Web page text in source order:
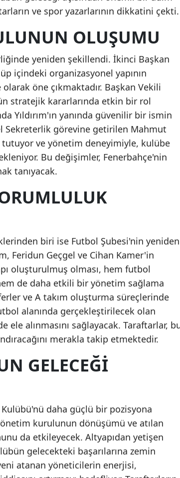
ve spor yazarlarının dikkatini çekti.
OLUŞUMU
yeniden şekillendi. İkinci Başkan
içindeki organizasyonel yapının
öne çıkmaktadır. Başkan Vekili
stratejik kararlarında etkin bir rol
Yıldırım'ın yanında güvenilir bir ismin
Sekreterlik görevine getirilen Mahmut
ve yönetim deneyimiyle, kulübe
Bu değişimler, Fenerbahçe'nin
tanıyacak.
biri ise Futbol Şubesi'nin yeniden
Feridun Geçgel ve Cihan Kamer'in
oluşturulmuş olması, hem futbol
de daha etkili bir yönetim sağlama
ve A takım oluşturma süreçlerinde
alanında gerçekleştirilecek olan
alınmasını sağlayacak. Taraftarlar,
merakla takip etmektedir.
GELECEĞI
Kulübü'nü daha güçlü bir pozisyona
kurulunun dönüşümü ve atılan
da etkileyecek. Altyapıdan yetişen
gelecekteki başarılarına zemin
yeni atanan yöneticilerin enerjisi,